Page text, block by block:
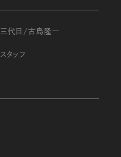
三代目/古島隆一
スタッフ